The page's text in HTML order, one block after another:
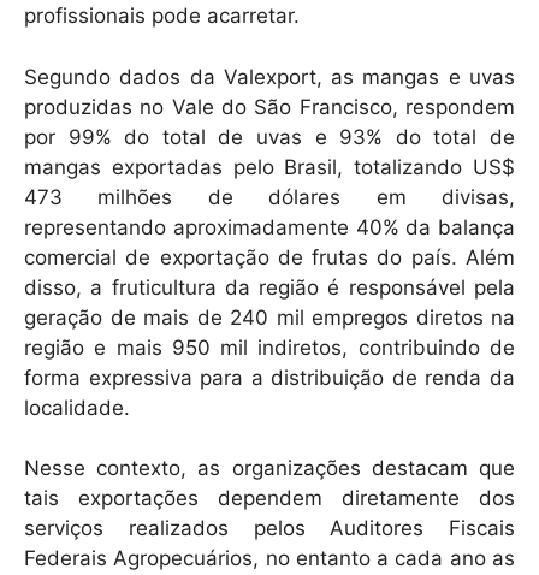
profissionais pode acarretar.
Segundo dados da Valexport, as mangas e uvas
produzidas no Vale do São Francisco, respondem
por 99% do total de uvas e 93% do total de
mangas exportadas pelo Brasil, totalizando US$
473 milhões de dólares em divisas,
representando aproximadamente 40% da balança
comercial de exportação de frutas do país. Além
disso, a fruticultura da região é responsável pela
geração de mais de 240 mil empregos diretos na
região e mais 950 mil indiretos, contribuindo de
forma expressiva para a distribuição de renda da
localidade.
Nesse contexto, as organizações destacam que
tais exportações dependem diretamente dos
serviços realizados pelos Auditores Fiscais
Federais Agropecuários, no entanto a cada ano as